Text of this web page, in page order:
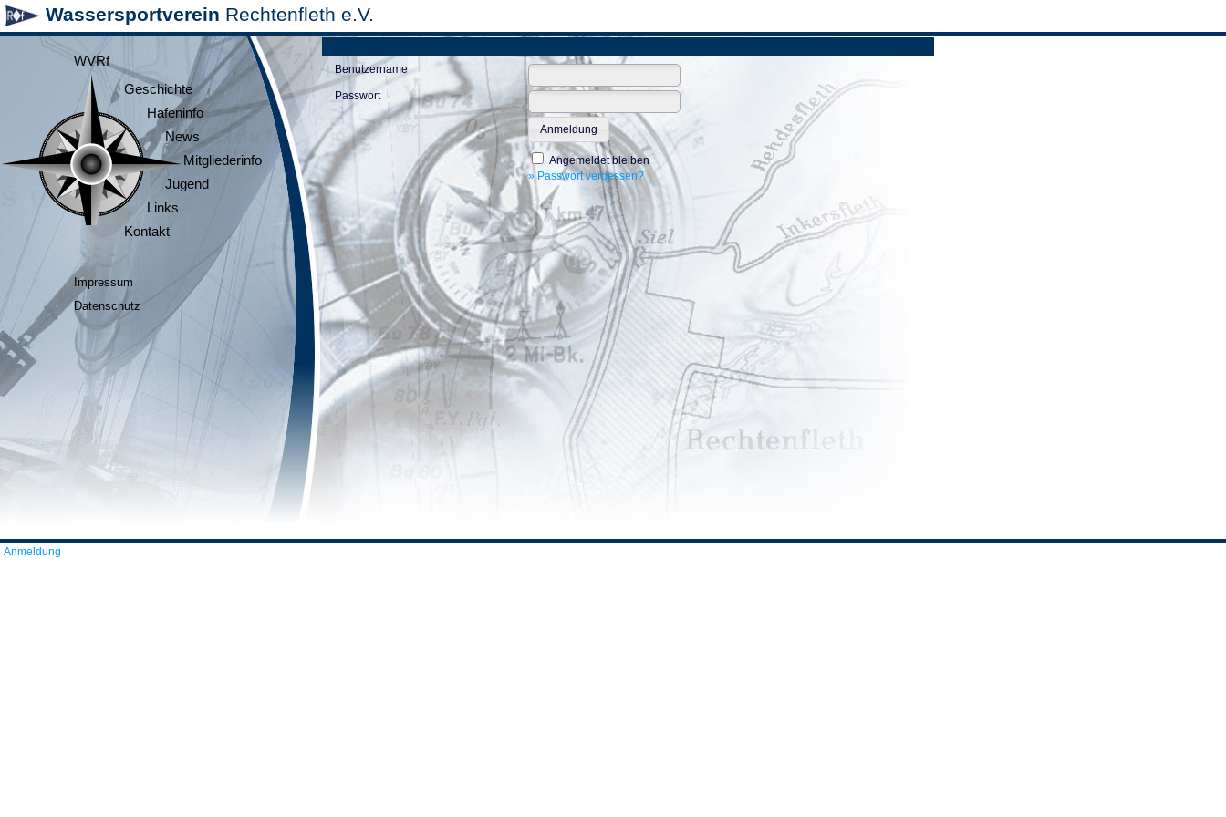
Wassersportverein Rechtenfleth e.V.
WVRf
Geschichte
Hafeninfo
News
Mitgliederinfo
Jugend
Links
Kontakt
Impressum
Datenschutz
Benutzername
Passwort
Anmeldung
Angemeldet bleiben
» Passwort vergessen?
Anmeldung